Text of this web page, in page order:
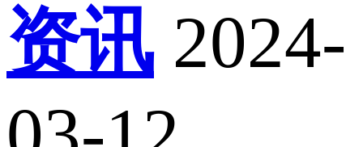
资讯 2024-